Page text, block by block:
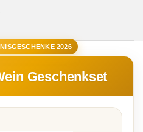
2026
Geschenkset